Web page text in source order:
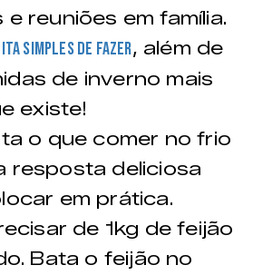
reuniões em família.
simples de fazer, além de
de inverno mais
existe!
o que comer no frio
resposta deliciosa
em prática.
de 1kg de feijão
Bata o feijão no